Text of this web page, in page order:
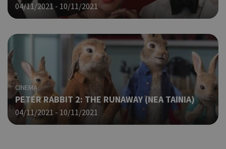
04/11/2021 - 10/11/2021
CINEMA
PETER RABBIT 2: THE RUNAWAY (NΕΑ ΤΑΙΝΙΑ)
04/11/2021 - 10/11/2021